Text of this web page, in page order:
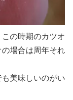
の時期のカツオ
場合は周年それ
美味しいのがい